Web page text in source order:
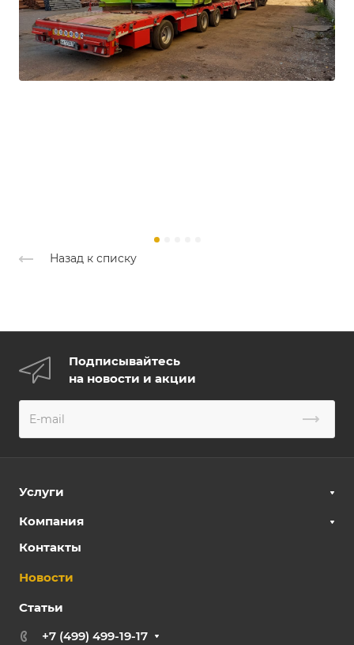
Назад к списку
Подписывайтесь
на новости и акции
Услуги
Компания
Контакты
Новости
Статьи
+7 (499) 499-19-17